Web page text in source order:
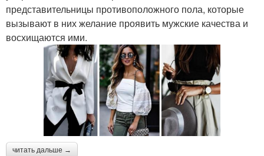
представительницы противоположного пола, которые
вызывают в них желание проявить мужские качества и
восхищаются ими.
читать дальше →